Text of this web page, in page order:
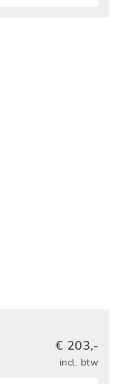
€ 203,-
incl. btw